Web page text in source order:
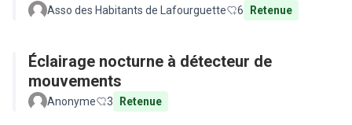
Asso des Habitants de Lafourguette 6 Retenue
Éclairage nocturne à détecteur de
mouvements
Anonyme 3 Retenue